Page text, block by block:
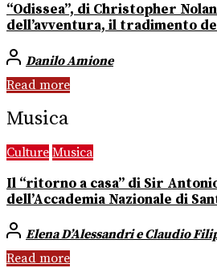
“Odissea”, di Christopher
dell’avventura, il tradimento
Danilo Amione
Read more
Musica
Culture Musica
Il “ritorno a casa” di Sir
dell’Accademia Nazionale di
Elena D’Alessandri e Claudio
Read more